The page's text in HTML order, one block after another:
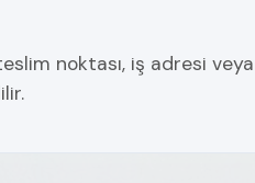
noktası, iş adresi